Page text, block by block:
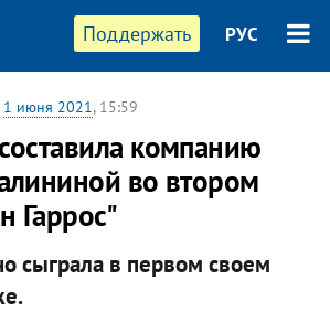
Поддержать РУС
1 июня 2021, 15:59
компанию
во втором
Гаррос"
сыграла в первом своем